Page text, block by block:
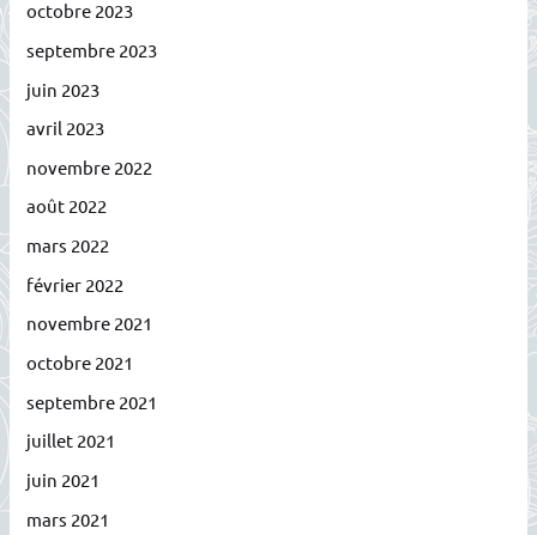
octobre 2023
septembre 2023
juin 2023
avril 2023
novembre 2022
août 2022
mars 2022
février 2022
novembre 2021
octobre 2021
septembre 2021
juillet 2021
juin 2021
mars 2021